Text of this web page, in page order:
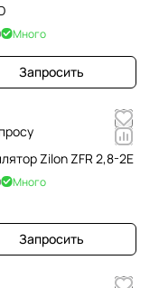
Много
Запросить
Zilon ZFR 2,8-2E
Много
Запросить